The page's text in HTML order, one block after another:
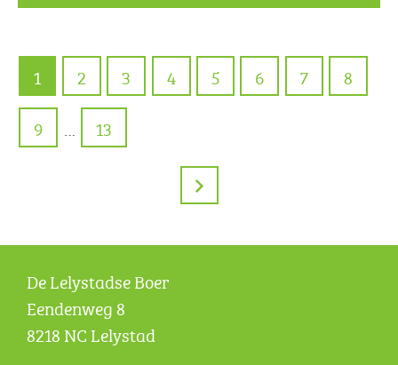
1 2 3 4 5 6 7
8
9
13
De Lelystadse Boer
Eendenweg 8
8218 NC Lelystad